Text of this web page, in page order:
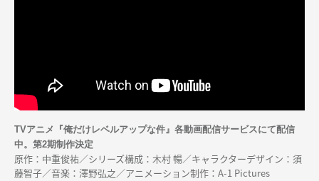
TVアニメ『俺だけレベルアップな件』各動画配信サービスにて配信
中。第2期制作決定
原作：中重俊祐／シリーズ構成：木村 暢／キャラクターデザイン：須
藤智子／音楽：澤野弘之／アニメーション制作：A-1 Pictures